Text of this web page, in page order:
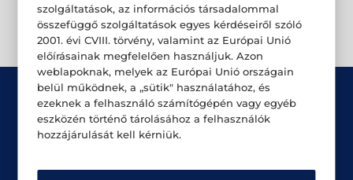
szolgáltatások, az információs társadalommal
összefüggő szolgáltatások egyes kérdéseiről szóló
2001. évi CVIII. törvény, valamint az Európai Unió
előírásainak megfelelően használjuk. Azon
weblapoknak, melyek az Európai Unió országain
belül működnek, a „sütik" használatához, és
ezeknek a felhasználó számítógépén vagy egyéb
eszközén történő tárolásához a felhasználók
hozzájárulását kell kérniük.